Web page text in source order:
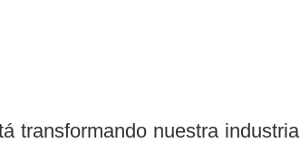
transformando nuestra